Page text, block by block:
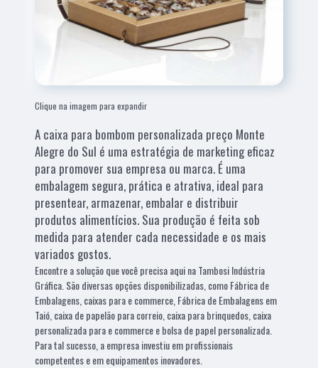
Clique na imagem para expandir
A caixa para bombom personalizada preço Monte
Alegre do Sul é uma estratégia de marketing eficaz
para promover sua empresa ou marca. É uma
embalagem segura, prática e atrativa, ideal para
presentear, armazenar, embalar e distribuir
produtos alimentícios. Sua produção é feita sob
medida para atender cada necessidade e os mais
variados gostos.
Encontre a solução que você precisa aqui na Tambosi Indústria
Gráfica. São diversas opções disponibilizadas, como Fábrica de
Embalagens, caixas para e commerce, Fábrica de Embalagens em
Taió, caixa de papelão para correio, caixa para brinquedos, caixa
personalizada para e commerce e bolsa de papel personalizada.
Para tal sucesso, a empresa investiu em profissionais
competentes e em equipamentos inovadores.